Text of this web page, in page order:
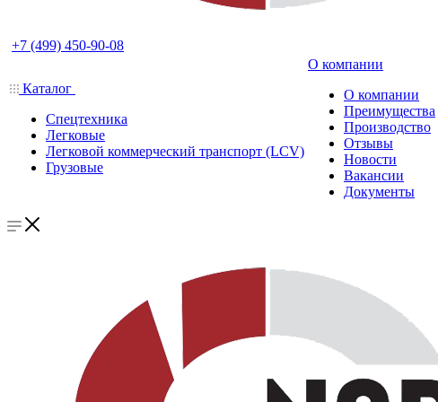
+7 (499) 450-90-08
Каталог
Спецтехника
Легковые
Легковой коммерческий транспорт (LCV)
Грузовые
О компании
О компании
Преимущества
Производство
Отзывы
Новости
Вакансии
Документы